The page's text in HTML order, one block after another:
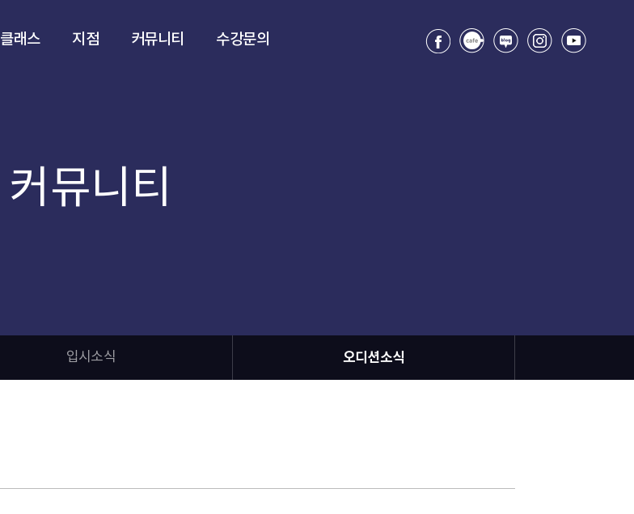
클래스 지점 커뮤니티 수강문의
커뮤니티
입시소식 오디션소식